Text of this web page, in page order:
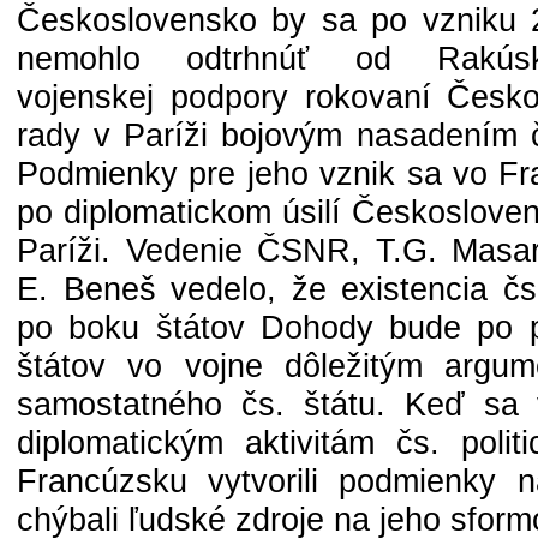
Československo by sa po vzniku
nemohlo odtrhnúť od
vojenskej podpory rokovaní
rady v Paríži bojovým nasadením
Podmienky pre jeho vznik sa vo
po diplomatickom úsilí
Paríži. Vedenie ČSNR, T.G.
E. Beneš vedelo, že existencia
po boku štátov Dohody bude po
štátov vo vojne dôležitým
samostatného čs. štátu. Keď
diplomatickým aktivitám čs.
Francúzsku vytvorili podmienky
chýbali ľudské zdroje na jeho